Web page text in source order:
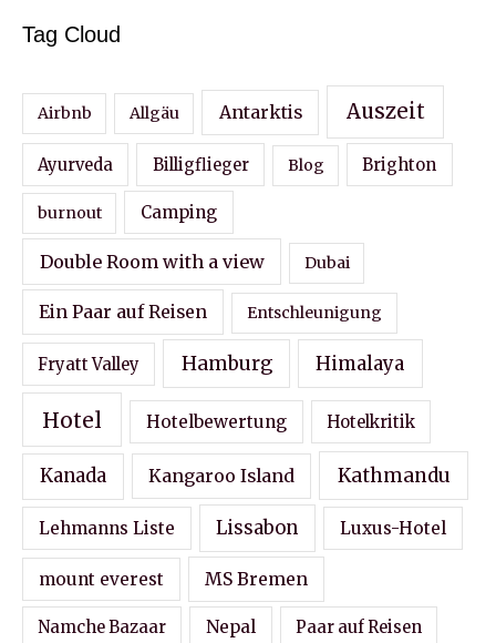
Tag Cloud
Airbnb Allgäu Antarktis Auszeit
Ayurveda Billigflieger Blog Brighton
burnout Camping
Double Room with a view Dubai
Ein Paar auf Reisen Entschleunigung
Fryatt Valley Hamburg Himalaya
Hotel Hotelbewertung Hotelkritik
Kanada Kangaroo Island Kathmandu
Lehmanns Liste Lissabon Luxus-Hotel
mount everest MS Bremen
Namche Bazaar Nepal Paar auf Reisen